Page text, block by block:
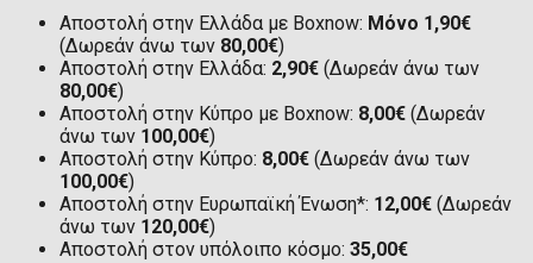
Αποστολή στην Ελλάδα με Boxnow: Μόνο 1,90€
(Δωρεάν άνω των 80,00€)
Αποστολή στην Ελλάδα: 2,90€ (Δωρεάν άνω των
80,00€)
Αποστολή στην Κύπρο με Boxnow: 8,00€ (Δωρεάν
άνω των 100,00€)
Αποστολή στην Κύπρο: 8,00€ (Δωρεάν άνω των
100,00€)
Αποστολή στην Ευρωπαϊκή Ένωση*: 12,00€ (Δωρεάν
άνω των 120,00€)
Αποστολή στον υπόλοιπο κόσμο: 35,00€